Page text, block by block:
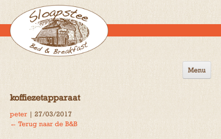
Menu
koffiezetapparaat
peter | 27/03/2017
← Terug naar de B&B